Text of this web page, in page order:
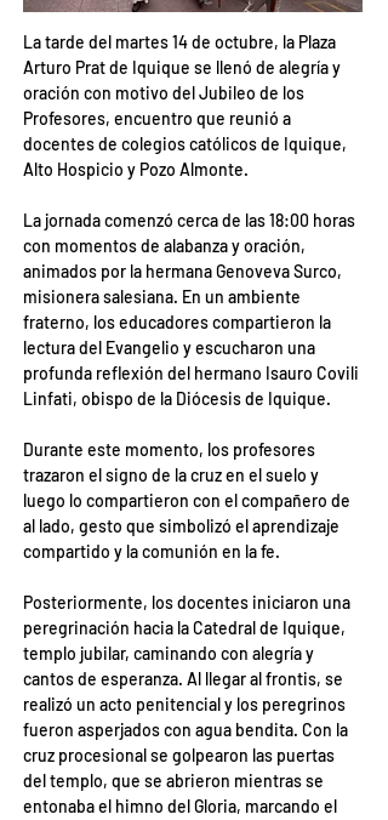
La tarde del martes 14 de octubre, la Plaza
Arturo Prat de Iquique se llenó de alegría y
oración con motivo del Jubileo de los
Profesores, encuentro que reunió a
docentes de colegios católicos de Iquique,
Alto Hospicio y Pozo Almonte.
La jornada comenzó cerca de las 18:00 horas
con momentos de alabanza y oración,
animados por la hermana Genoveva Surco,
misionera salesiana. En un ambiente
fraterno, los educadores compartieron la
lectura del Evangelio y escucharon una
profunda reflexión del hermano Isauro Covili
Linfati, obispo de la Diócesis de Iquique.
Durante este momento, los profesores
trazaron el signo de la cruz en el suelo y
luego lo compartieron con el compañero de
al lado, gesto que simbolizó el aprendizaje
compartido y la comunión en la fe.
Posteriormente, los docentes iniciaron una
peregrinación hacia la Catedral de Iquique,
templo jubilar, caminando con alegría y
cantos de esperanza. Al llegar al frontis, se
realizó un acto penitencial y los peregrinos
fueron asperjados con agua bendita. Con la
cruz procesional se golpearon las puertas
del templo, que se abrieron mientras se
entonaba el himno del Gloria, marcando el